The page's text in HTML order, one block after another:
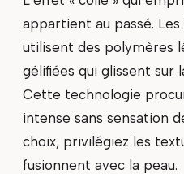
appartient au passé.
utilisent des polymères
gélifiées qui glissent sur
Cette technologie
intense sans sensation
choix, privilégiez les
fusionnent avec la peau.